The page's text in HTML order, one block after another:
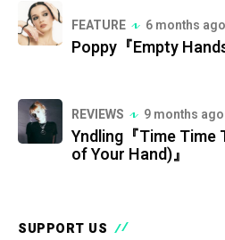
FEATURE 6 months ago
Poppy『Empty Hands
REVIEWS 9 months ago
Yndling『Time Time
of Your Hand)』
SUPPORT US